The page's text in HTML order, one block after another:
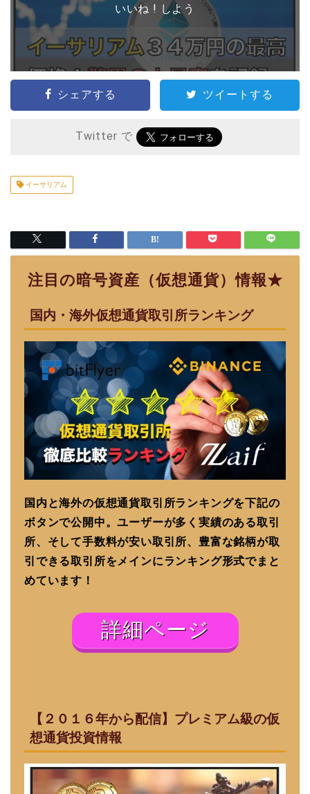
いいね ! しよう
シェアする ツイートする
Twitter で
イーサリアム
注目の暗号資産（仮想通貨）情報★
国内・海外仮想通貨取引所ランキング
国内と海外の仮想通貨取引所ランキングを下記の
ボタンで公開中。ユーザーが多く実績のある取引
所、そして手数料が安い取引所、豊富な銘柄が取
引できる取引所をメインにランキング形式でまと
めています！
詳細ページ
【２０１６年から配信】プレミアム級の仮
想通貨投資情報